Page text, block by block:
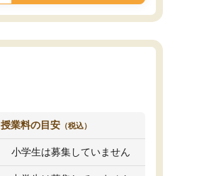
授業料の目安 （税込）
小学生は募集していません